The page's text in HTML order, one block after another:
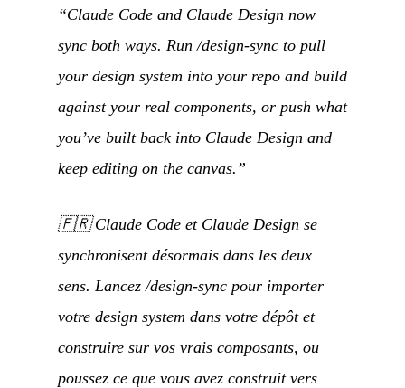
“Claude Code and Claude Design now
sync both ways. Run /design-sync to pull
your design system into your repo and build
against your real components, or push what
you’ve built back into Claude Design and
keep editing on the canvas.”
🇫🇷Claude Code et Claude Design se
synchronisent désormais dans les deux
sens. Lancez /design-sync pour importer
votre design system dans votre dépôt et
construire sur vos vrais composants, ou
poussez ce que vous avez construit vers